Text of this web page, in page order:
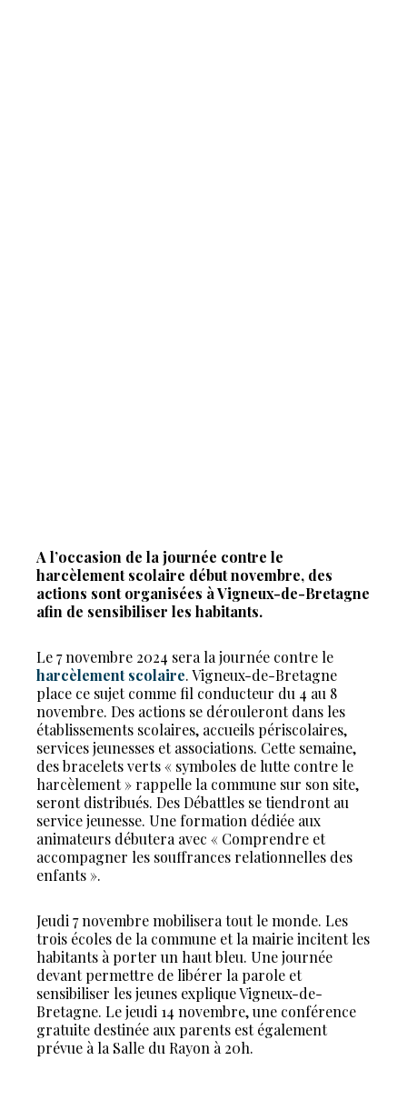
A l’occasion de la journée contre le
harcèlement scolaire début novembre, des
actions sont organisées à Vigneux-de-Bretagne
afin de sensibiliser les habitants.
Le 7 novembre 2024 sera la journée contre le
harcèlement scolaire. Vigneux-de-Bretagne
place ce sujet comme fil conducteur du 4 au 8
novembre. Des actions se dérouleront dans les
établissements scolaires, accueils périscolaires,
services jeunesses et associations. Cette semaine,
des bracelets verts « symboles de lutte contre le
harcèlement » rappelle la commune sur son site,
seront distribués. Des Débattles se tiendront au
service jeunesse. Une formation dédiée aux
animateurs débutera avec « Comprendre et
accompagner les souffrances relationnelles des
enfants ».
Jeudi 7 novembre mobilisera tout le monde. Les
trois écoles de la commune et la mairie incitent les
habitants à porter un haut bleu. Une journée
devant permettre de libérer la parole et
sensibiliser les jeunes explique Vigneux-de-
Bretagne. Le jeudi 14 novembre, une conférence
gratuite destinée aux parents est également
prévue à la Salle du Rayon à 20h.